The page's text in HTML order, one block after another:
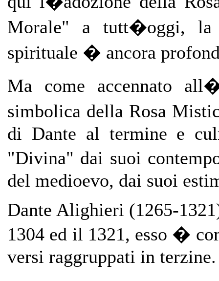
Morale" a tutt�oggi, la
spirituale � ancora
Ma come accennato
simbolica della Rosa
di Dante al termine e
"Divina" dai suoi
del medioevo, dai suoi
Dante Alighieri (1265-
1304 ed il 1321, esso �
versi raggruppati in terzine.